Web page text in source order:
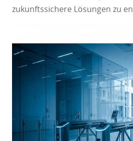
zukunftssichere Lösungen zu